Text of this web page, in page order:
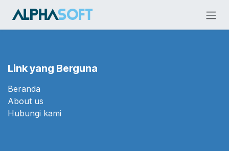
Link yang Berguna
Beranda
About us
Hubungi kami